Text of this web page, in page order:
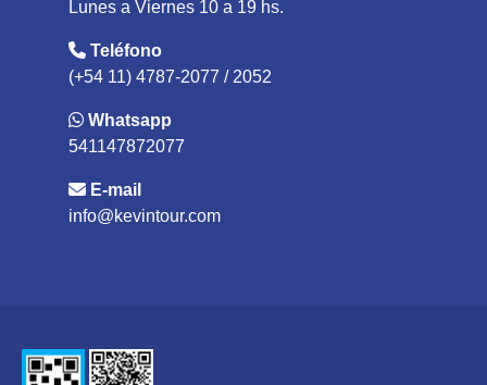
Lunes a Viernes 10 a 19 hs.
Teléfono
(+54 11) 4787-2077 / 2052
Whatsapp
541147872077
E-mail
info@kevintour.com